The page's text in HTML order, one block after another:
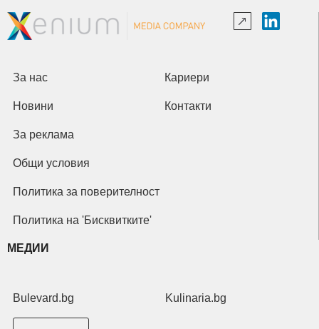
За нас Кариери
Новини Контакти
За реклама
Общи условия
Политика за поверителност
Политика на 'Бисквитките'
МЕДИИ
Bulevard.bg Kulinaria.bg